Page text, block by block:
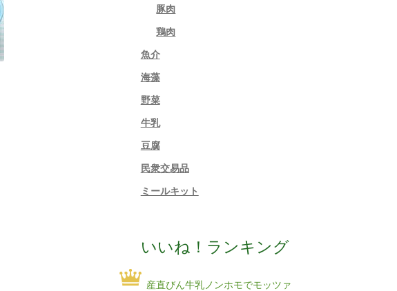
豚肉
鶏肉
魚介
海藻
野菜
牛乳
豆腐
民衆交易品
ミールキット
いいね！ランキング
産直びん牛乳ノンホモでモッツァ